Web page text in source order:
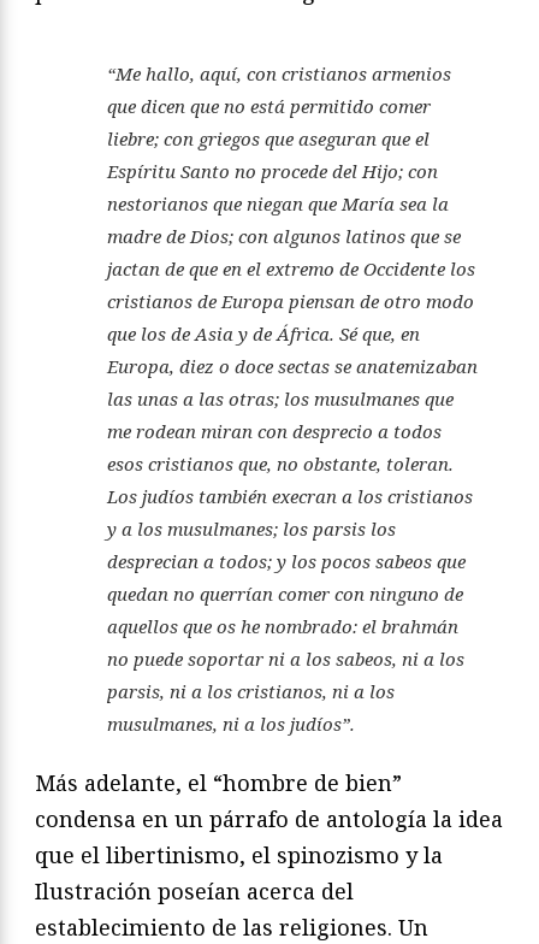
“Me hallo, aquí, con cristianos armenios
que dicen que no está permitido comer
liebre; con griegos que aseguran que el
Espíritu Santo no procede del Hijo; con
nestorianos que niegan que María sea la
madre de Dios; con algunos latinos que se
jactan de que en el extremo de Occidente los
cristianos de Europa piensan de otro modo
que los de Asia y de África. Sé que, en
Europa, diez o doce sectas se anatemizaban
las unas a las otras; los musulmanes que
me rodean miran con desprecio a todos
esos cristianos que, no obstante, toleran.
Los judíos también execran a los cristianos
y a los musulmanes; los parsis los
desprecian a todos; y los pocos sabeos que
quedan no querrían comer con ninguno de
aquellos que os he nombrado: el brahmán
no puede soportar ni a los sabeos, ni a los
parsis, ni a los cristianos, ni a los
musulmanes, ni a los judíos”.
Más adelante, el “hombre de bien”
condensa en un párrafo de antología la idea
que el libertinismo, el spinozismo y la
Ilustración poseían acerca del
establecimiento de las religiones. Un